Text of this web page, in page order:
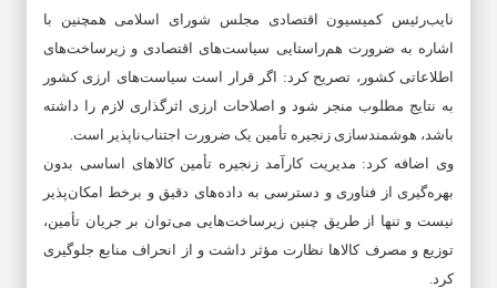
نایب‌رئیس کمیسیون اقتصادی مجلس شورای اسلامی همچنین با
اشاره به ضرورت هم‌راستایی سیاست‌های اقتصادی و زیرساخت‌های
اطلاعاتی کشور، تصریح کرد: اگر قرار است سیاست‌های ارزی کشور
به نتایج مطلوب منجر شود و اصلاحات ارزی اثرگذاری لازم را داشته
باشد، هوشمندسازی زنجیره تأمین یک ضرورت اجتناب‌ناپذیر است.
وی اضافه کرد: مدیریت کارآمد زنجیره تأمین کالاهای اساسی بدون
بهره‌گیری از فناوری و دسترسی به داده‌های دقیق و برخط امکان‌پذیر
نیست و تنها از طریق چنین زیرساخت‌هایی می‌توان بر جریان تأمین،
توزیع و مصرف کالاها نظارت مؤثر داشت و از انحراف منابع جلوگیری
کرد.